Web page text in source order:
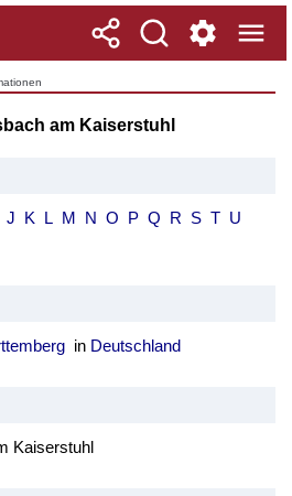
am Kaiserstuhl
J K L M N O P Q R S T U
in Deutschland
Kaiserstuhl